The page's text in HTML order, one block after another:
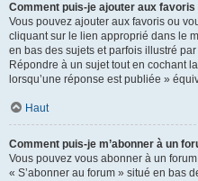
Comment puis-je ajouter aux favoris
Vous pouvez ajouter aux favoris ou
cliquant sur le lien approprié dans le
en bas des sujets et parfois illustré
Répondre à un sujet tout en cochant
lorsqu’une réponse est publiée »
Haut
Comment puis-je m’abonner à un
Vous pouvez vous abonner à un
« S’abonner au forum » situé en bas